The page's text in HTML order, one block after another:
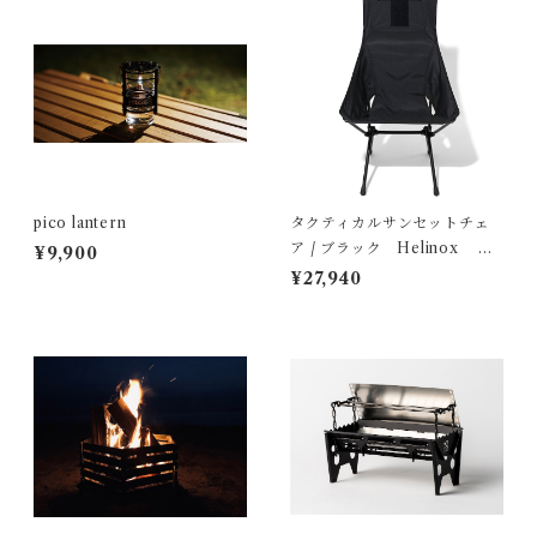
pico lantern
¥9,900
タクティカルサンセットチェ
ア / ブラック Helinox ヘ
リノックス
¥27,940